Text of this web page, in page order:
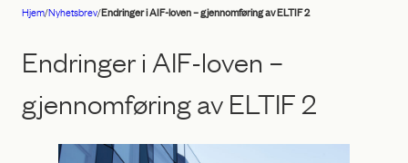
Advokatfirmaet
Wiersholm
Hjem/Nyhetsbrev/Endringer i AIF-loven – gjennomføring av ELTIF 2
Endringer i AIF-loven –
gjennomføring av ELTIF 2